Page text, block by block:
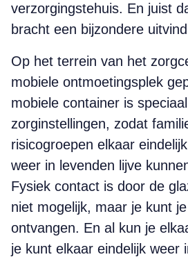
verzorgingstehuis. En juist
bracht een bijzondere
Op het terrein van het
mobiele ontmoetingsplek
mobiele container is
zorginstellingen, zodat
risicogroepen elkaar
weer in levenden lijve
Fysiek contact is door de
niet mogelijk, maar je kunt
ontvangen. En al kun je
je kunt elkaar eindelijk weer